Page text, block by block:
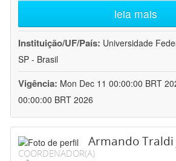
leia mais
Instituição/UF/País: Universidade
SP - Brasil
Vigência: Mon Dec 11 00:00:00 BRT
00:00:00 BRT 2026
Armando Traldi
COORDENADOR(A)